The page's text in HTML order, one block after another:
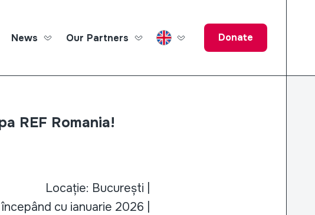
Education Fund
News Our Partners Donate
REF Romania!
Locație: București |
cu ianuarie 2026 |